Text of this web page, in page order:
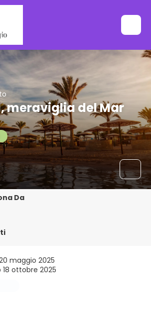
meraviglia del Mar
Da
maggio 2025
ottobre 2025